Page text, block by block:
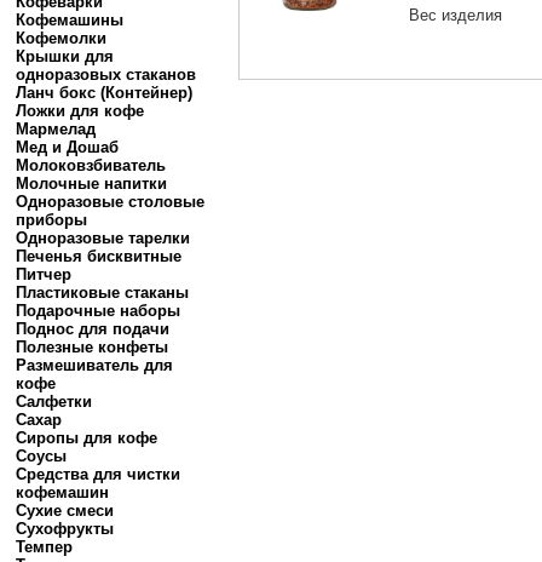
Кофемашины
Кофемолки
Крышки для
одноразовых стаканов
Ланч бокс (Контейнер)
Ложки для кофе
Мармелад
Мед и Дошаб
Молоковзбиватель
Молочные напитки
Одноразовые столовые
приборы
Одноразовые тарелки
Печенья бисквитные
Питчер
Пластиковые стаканы
Подарочные наборы
Поднос для подачи
Полезные конфеты
Размешиватель для
кофе
Салфетки
Сахар
Сиропы для кофе
Соусы
Средства для чистки
кофемашин
Сухие смеси
Сухофрукты
Темпер
Вес изделия